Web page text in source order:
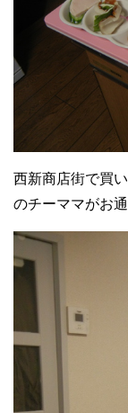
西新商店街で買
のチーママがお